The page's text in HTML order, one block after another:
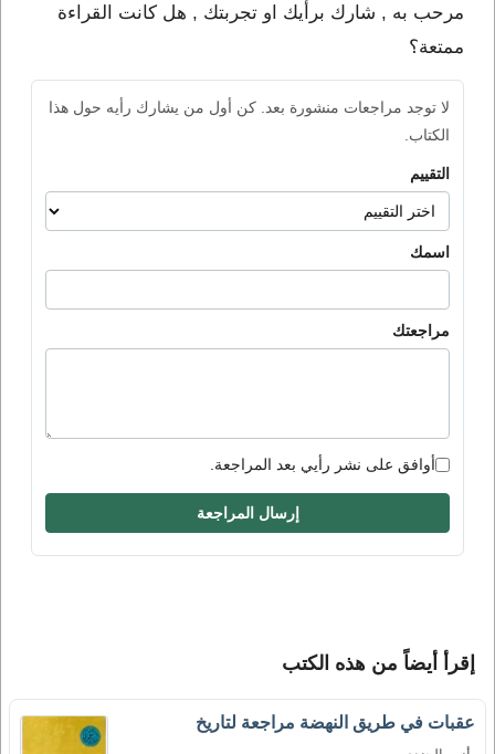
مرحب به , شارك برأيك او تجربتك , هل كانت القراءة
ممتعة؟
لا توجد مراجعات منشورة بعد. كن أول من يشارك رأيه حول هذا
الكتاب.
التقييم
اسمك
مراجعتك
أوافق على نشر رأيي بعد المراجعة.
إرسال المراجعة
إقرأ أيضاً من هذه الكتب
عقبات في طريق النهضة مراجعة لتاريخ